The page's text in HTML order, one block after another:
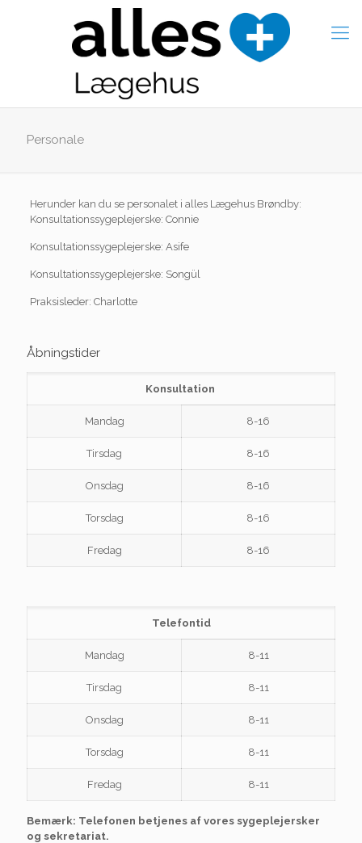
Personale
Herunder kan du se personalet i alles Lægehus Brøndby:
Konsultationssygeplejerske: Connie
Konsultationssygeplejerske: Asife
Konsultationssygeplejerske: Songül
Praksisleder: Charlotte
Åbningstider
Konsultation
Mandag 8-16
Tirsdag 8-16
Onsdag 8-16
Torsdag 8-16
Fredag 8-16
Telefontid
Mandag 8-11
Tirsdag 8-11
Onsdag 8-11
Torsdag 8-11
Fredag 8-11
Bemærk: Telefonen betjenes af vores sygeplejersker
og sekretariat.